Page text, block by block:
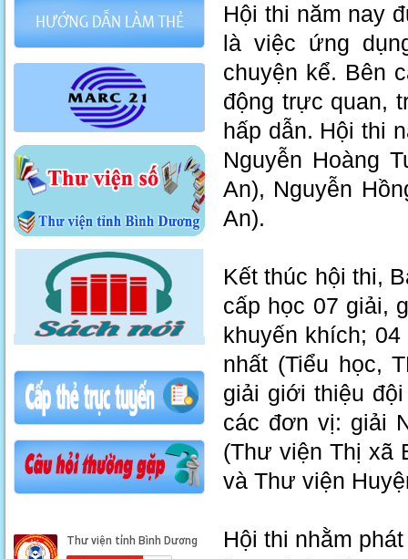
Hội thi năm nay
là việc ứng
chuyện kể. Bên
động trực quan,
hấp dẫn. Hội thi
Nguyễn Hoàng
An), Nguyễn
An).
Kết thúc hội thi,
cấp học 07 giải,
khuyến khích;
nhất (Tiểu học,
giải giới thiệu
các đơn vị: giải
(Thư viện Thị xã
và Thư viện
Hội thi nhằm